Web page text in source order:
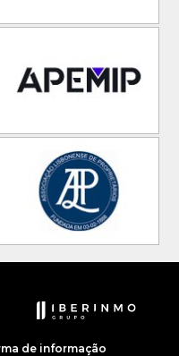
de informação